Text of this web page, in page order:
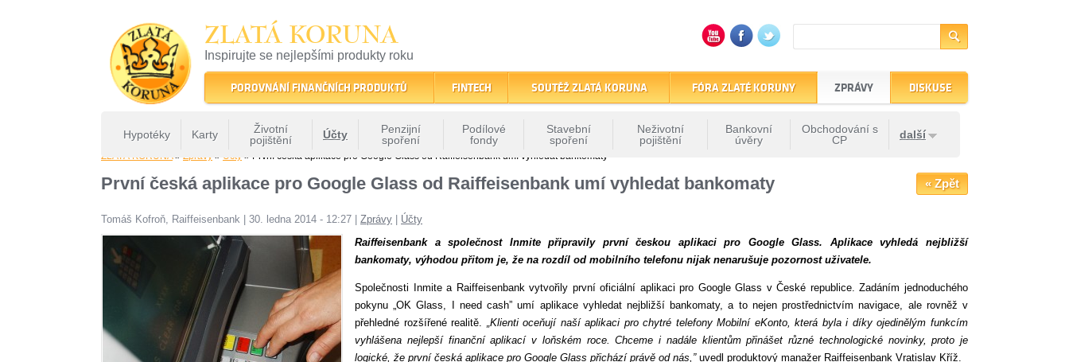
ZLATÁ KORUNA
Inspirujte se nejlepšími produkty roku
22 let tradice a kvality na finančním trhu
POROVNÁNÍ FINANČNÍCH PRODUKTŮ FINTECH SOUTĚŽ ZLATÁ KORUNA FÓRA ZLATÉ KORUNY ZPRÁVY
Hypotéky Karty
Životní
pojištění
Účty
Penzijní
spoření
Podílové
fondy
Stavební
spoření
Neživotní
pojištění
Bankovní
úvěry
Obchodování s
CP
další
DISKUSE
ZLATÁ KORUNA» Zprávy » Účty » První česká aplikace pro Google Glass od Raiffeisenbank umí vyhledat bankomaty
« Zpět
První česká aplikace pro Google Glass od Raiffeisenbank umí vyhledat bankomaty
Tomáš Kofroň, Raiffeisenbank 30. ledna 2014 - 12:27 Zprávy
Účty
Raiffeisenbank a společnost Inmite připravily první českou aplikaci pro Google Glass. Aplikace vyhledá nejbližší
bankomaty, výhodou přitom je, že na rozdíl od mobilního telefonu nijak nenarušuje pozornost uživatele.
Společnosti Inmite a Raiffeisenbank vytvořily první oficiální aplikaci pro Google Glass v České republice. Zadáním jednoduchého
pokynu „OK Glass, I need cash” umí aplikace vyhledat nejbližší bankomaty, a to nejen prostřednictvím navigace, ale rovněž v
přehledné rozšířené realitě. „Klienti oceňují naší aplikaci pro chytré telefony Mobilní eKonto, která byla i díky ojedinělým funkcím
vyhlášena nejlepší finanční aplikací v loňském roce. Chceme i nadále klientům přinášet různé technologické novinky, proto je
logické, že první česká aplikace pro Google Glass přichází právě od nás,”uvedl produktový manažer Raiffeisenbank Vratislav Kříž.